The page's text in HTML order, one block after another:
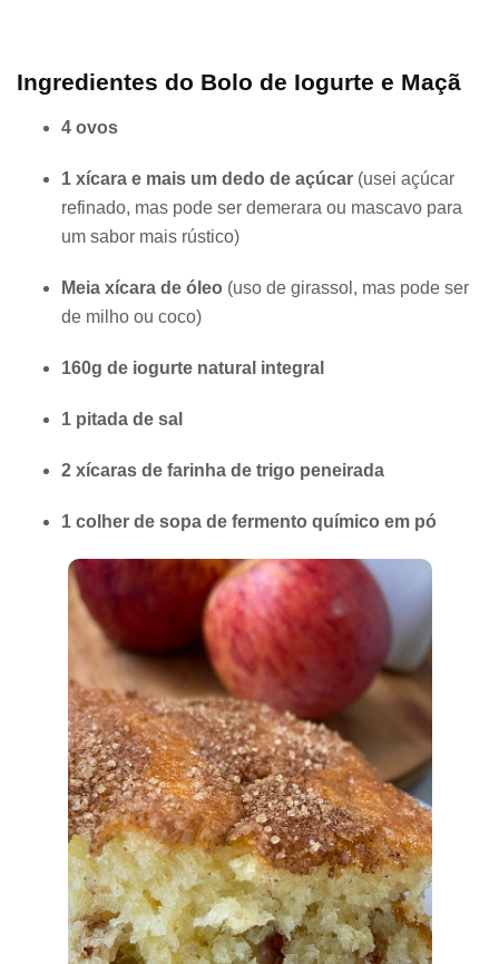
Ingredientes do Bolo de Iogurte e Maçã
4 ovos
1 xícara e mais um dedo de açúcar (usei açúcar
refinado, mas pode ser demerara ou mascavo para
um sabor mais rústico)
Meia xícara de óleo (uso de girassol, mas pode ser
de milho ou coco)
160g de iogurte natural integral
1 pitada de sal
2 xícaras de farinha de trigo peneirada
1 colher de sopa de fermento químico em pó